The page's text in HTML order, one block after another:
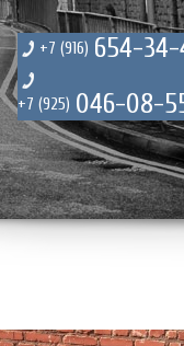
+7 (916) 654-34-
+7 (925) 046-08-